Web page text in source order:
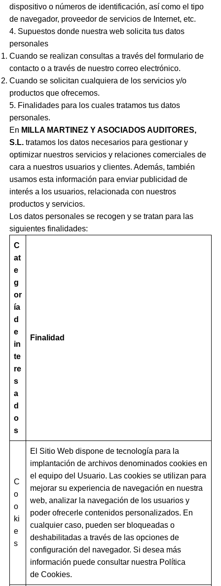
dispositivo o números de identificación, así como el tipo
de navegador, proveedor de servicios de Internet, etc.
4. Supuestos donde nuestra web solicita tus datos
personales
Cuando se realizan consultas a través del formulario de
contacto o a través de nuestro correo electrónico.
Cuando se solicitan cualquiera de los servicios y/o
productos que ofrecemos.
5. Finalidades para los cuales tratamos tus datos
personales.
En MILLA MARTINEZ Y ASOCIADOS AUDITORES,
S.L.tratamos los datos necesarios para gestionar y
optimizar nuestros servicios y relaciones comerciales de
cara a nuestros usuarios y clientes. Además, también
usamos esta información para enviar publicidad de
interés a los usuarios, relacionada con nuestros
productos y servicios.
Los datos personales se recogen y se tratan para las
siguientes finalidades:
C
at
e
g
or
ía
d
e
in
te
re
s
a
d
o
s
Finalidad
C
o
o
ki
e
s
El Sitio Web dispone de tecnología para la
implantación de archivos denominados cookies en
el equipo del Usuario. Las cookies se utilizan para
mejorar su experiencia de navegación en nuestra
web, analizar la navegación de los usuarios y
poder ofrecerle contenidos personalizados. En
cualquier caso, pueden ser bloqueadas o
deshabilitadas a través de las opciones de
configuración del navegador. Si desea más
información puede consultar nuestra Política
de Cookies.